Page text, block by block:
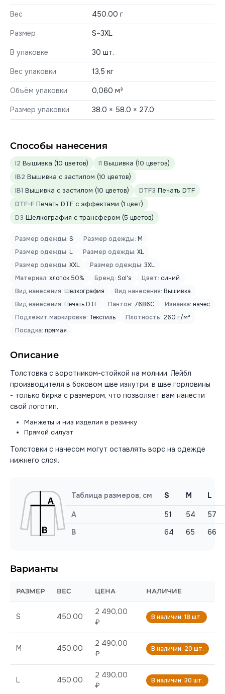
Вес 450.00 г
Размер S–3XL
В упаковке 30 шт.
Вес упаковки 13,5 кг
Объём упаковки 0,060 м³
Размер упаковки 38.0 × 58.0 × 27.0
Способы нанесения
I2 Вышивка (10 цветов) I1 Вышивка (10 цветов)
IB2 Вышивка с застилом (10 цветов)
IB1 Вышивка с застилом (10 цветов) DTF3 Печать DTF
DTF-F Печать DTF с эффектами (1 цвет)
D3 Шелкография с трансфером (5 цветов)
Размер одежды: S Размер одежды: M
Размер одежды: L Размер одежды: XL
Размер одежды: XXL Размер одежды: 3XL
Материал: хлопок 50% Бренд: Sol's Цвет: синий
Вид нанесения: Шелкография Вид нанесения: Вышивка
Вид нанесения: Печать DTF Пантон: 7686C Изнанка: начес
Подлежит маркировке: Текстиль Плотность: 260 г/м²
Посадка: прямая
Описание
Толстовка с воротником-стойкой на молнии. Лейбл
производителя в боковом шве изнутри, в шве горловины
- только бирка с размером, что позволяет вам нанести
свой логотип.
Манжеты и низ изделия в резинку
Прямой силуэт
Толстовки с начесом могут оставлять ворс на одежде
нижнего слоя.
Таблица размеров, см S M L
A 51 54
57
B
64 65 66
Варианты
РАЗМЕР ВЕС ЦЕНА НАЛИЧИЕ
S 450.00
2 490,00
₽
В наличии: 18 шт.
M 450.00
2 490,00
₽
В наличии: 20 шт.
L 450.00
2 490,00
₽
В наличии: 30 шт.